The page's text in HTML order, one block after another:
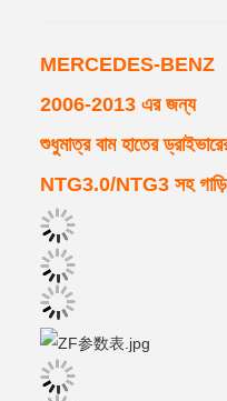
MERCEDES-
2006-2013 এর জন্য
শুধুমাত্র বাম হাতের
NTG3.0/NTG3 সহ